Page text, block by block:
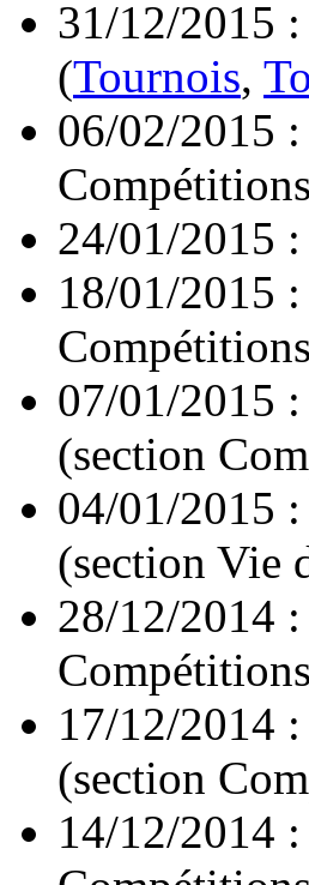
31/12/2015
(Tournois,
06/02/2015
24/01/2015
18/01/2015
07/01/2015
(section
04/01/2015
(section Vie
28/12/2014
17/12/2014
(section
14/12/2014